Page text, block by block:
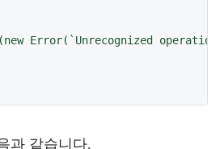
Error(`Unrecognized operation
과 같습니다.